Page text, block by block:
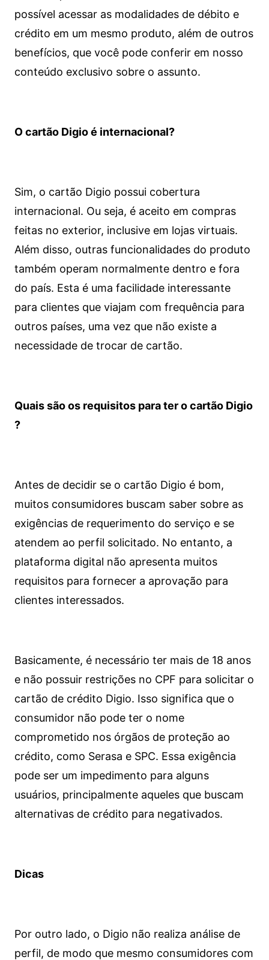
possível acessar as modalidades de débito e
crédito em um mesmo produto, além de outros
benefícios, que você pode conferir em nosso
conteúdo exclusivo sobre o assunto.
O cartão Digio é internacional?
Sim, o cartão Digio possui cobertura
internacional. Ou seja, é aceito em compras
feitas no exterior, inclusive em lojas virtuais.
Além disso, outras funcionalidades do produto
também operam normalmente dentro e fora
do país. Esta é uma facilidade interessante
para clientes que viajam com frequência para
outros países, uma vez que não existe a
necessidade de trocar de cartão.
Quais são os requisitos para ter o cartão Digio
?
Antes de decidir se o cartão Digio é bom,
muitos consumidores buscam saber sobre as
exigências de requerimento do serviço e se
atendem ao perfil solicitado. No entanto, a
plataforma digital não apresenta muitos
requisitos para fornecer a aprovação para
clientes interessados.
Basicamente, é necessário ter mais de 18 anos
e não possuir restrições no CPF para solicitar o
cartão de crédito Digio. Isso significa que o
consumidor não pode ter o nome
comprometido nos órgãos de proteção ao
crédito, como Serasa e SPC. Essa exigência
pode ser um impedimento para alguns
usuários, principalmente aqueles que buscam
alternativas de crédito para negativados.
Dicas
Por outro lado, o Digio não realiza análise de
perfil, de modo que mesmo consumidores com